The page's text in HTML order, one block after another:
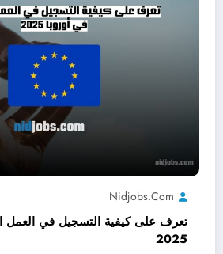
Nidjobs.com
تعرف على كيفية التسجيل في العمل
2025